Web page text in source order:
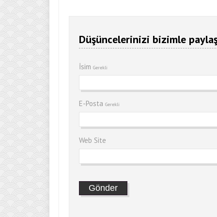
Düşüncelerinizi bizimle
İsim Gerekli
E-Posta Gerekli
Web Site